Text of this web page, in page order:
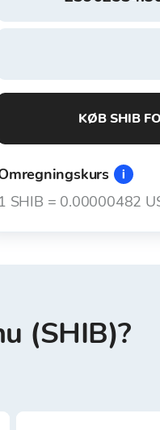
KØB SHIB
1 SHIB = 0.00000482
(SHIB)?